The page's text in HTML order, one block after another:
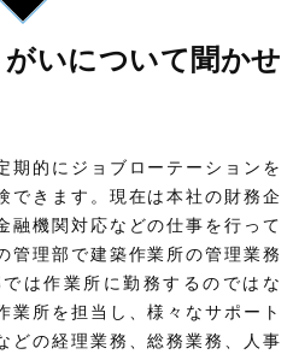
いについて聞かせ
期的にジョブローテーションを
できます。現在は本社の財務企
融機関対応などの仕事を行って
管理部で建築作業所の管理業務
は作業所に勤務するのではな
業所を担当し、様々なサポート
どの経理業務、総務業務、人事